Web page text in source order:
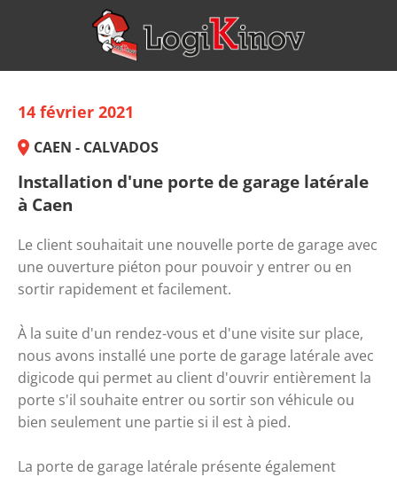
14 février 2021
CAEN - CALVADOS
Installation d'une porte de garage latérale
à Caen
Le client souhaitait une nouvelle porte de garage avec
une ouverture piéton pour pouvoir y entrer ou en
sortir rapidement et facilement.
À la suite d'un rendez-vous et d'une visite sur place,
nous avons installé une porte de garage latérale avec
digicode qui permet au client d'ouvrir entièrement la
porte s'il souhaite entrer ou sortir son véhicule ou
bien seulement une partie si il est à pied.
La porte de garage latérale présente également